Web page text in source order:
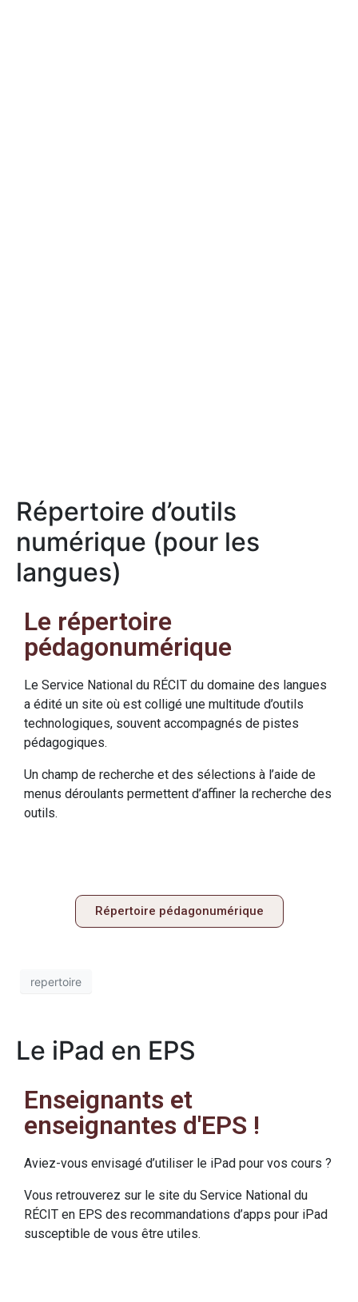
Répertoire d’outils
numérique (pour les
langues)
Le répertoire
pédagonumérique
Le Service National du RÉCIT du domaine des langues
a édité un site où est colligé une multitude d’outils
technologiques, souvent accompagnés de pistes
pédagogiques.
Un champ de recherche et des sélections à l’aide de
menus déroulants permettent d’affiner la recherche des
outils.
Répertoire pédagonumérique
repertoire
Le iPad en EPS
Enseignants et
enseignantes d'EPS !
Aviez-vous envisagé d’utiliser le iPad pour vos cours ?
Vous retrouverez sur le site du Service National du
RÉCIT en EPS des recommandations d’apps pour iPad
susceptible de vous être utiles.